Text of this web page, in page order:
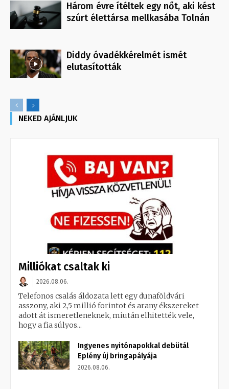
Három évre ítéltek egy nőt, aki kést
szúrt élettársa mellkasába Tolnán
Diddy óvadékkérelmét ismét
elutasították
NEKED AJÁNLJUK
Milliókat csaltak ki
2026.08.06.
Telefonos csalás áldozata lett egy dunaföldvári
asszony, aki 2,5 millió forintot és arany ékszereket
adott át ismeretleneknek, miután elhitették vele,
hogy a fia súlyos...
Ingyenes nyitónapokkal debütál
Eplény új bringapályája
2026.08.06.